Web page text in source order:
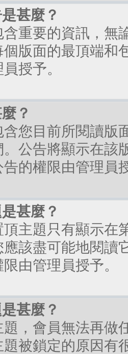
甚麼？
重要的資訊，無
版面的最頂端和
授予。
？
您目前所閱讀版
公告將顯示在該
的權限由管理員
甚麼？
頂主題只有顯示在
該盡可能地閱讀
由管理員授予。
甚麼？
，會員無法再做
被鎖定的原因有